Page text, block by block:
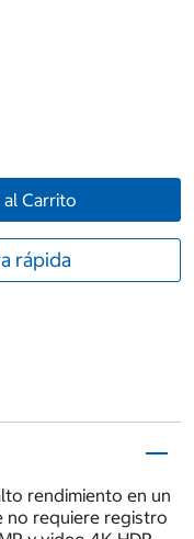
Carrito
rápida
rendimiento en un
no requiere registro